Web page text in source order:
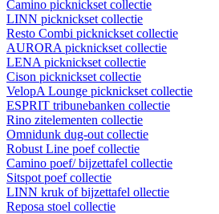
Camino picknickset collectie
LINN picknickset collectie
Resto Combi picknickset collectie
AURORA picknickset collectie
LENA picknickset collectie
Cison picknickset collectie
VelopA Lounge picknickset collectie
ESPRIT tribunebanken collectie
Rino zitelementen collectie
Omnidunk dug-out collectie
Robust Line poef collectie
Camino poef/ bijzettafel collectie
Sitspot poef collectie
LINN kruk of bijzettafel ollectie
Reposa stoel collectie